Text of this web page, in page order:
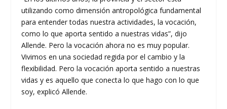
utilizando como dimensión antropológica fundamental
para entender todas nuestra actividades, la vocación,
como lo que aporta sentido a nuestras vidas”, dijo
Allende. Pero la vocación ahora no es muy popular.
Vivimos en una sociedad regida por el cambio y la
flexibilidad. Pero la vocación aporta sentido a nuestras
vidas y es aquello que conecta lo que hago con lo que
soy, explicó Allende.